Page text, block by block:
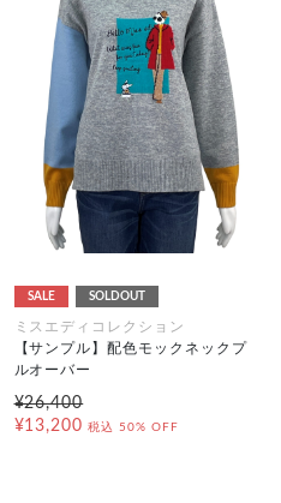
SALE SOLDOUT
ミスエディコレクション
【サンプル】配色モックネックプ
ルオーバー
¥26,400
¥13,200 税込 50% OFF